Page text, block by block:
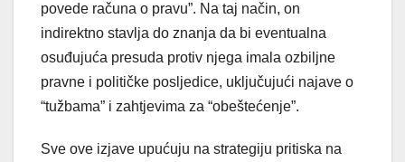
povede računa o pravu”. Na taj način, on
indirektno stavlja do znanja da bi eventualna
osuđujuća presuda protiv njega imala ozbiljne
pravne i političke posljedice, uključujući najave o
“tužbama” i zahtjevima za “obeštećenje”.
Sve ove izjave upućuju na strategiju pritiska na